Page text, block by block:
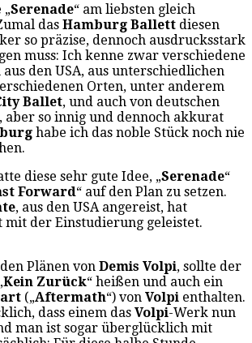
„Serenade“ am liebsten gleich
das Hamburg Ballett diesen
so präzise, dennoch ausdrucksstark
muss: Ich kenne zwar verschiedene
den USA, aus unterschiedlichen
Orten, unter anderem
Ballet, und auch von deutschen
, aber so innig und dennoch akkurat
habe ich das noble Stück noch nie
diese sehr gute Idee, „Serenade“
Forward“ auf den Plan zu setzen.
, aus den USA angereist, hat
mit der Einstudierung geleistet.
Plänen von Demis Volpi, sollte der
Kein Zurück“ heißen und auch ein
(„Aftermath“) von Volpi enthalten.
dass einem das Volpi-Werk nun
man ist sogar überglücklich mit